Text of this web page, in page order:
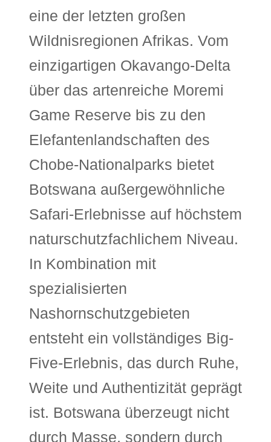
eine der letzten großen
Wildnisregionen Afrikas. Vom
einzigartigen Okavango-Delta
über das artenreiche Moremi
Game Reserve bis zu den
Elefantenlandschaften des
Chobe-Nationalparks bietet
Botswana außergewöhnliche
Safari-Erlebnisse auf höchstem
naturschutzfachlichem Niveau.
In Kombination mit
spezialisierten
Nashornschutzgebieten
entsteht ein vollständiges Big-
Five-Erlebnis, das durch Ruhe,
Weite und Authentizität geprägt
ist. Botswana überzeugt nicht
durch Masse, sondern durch